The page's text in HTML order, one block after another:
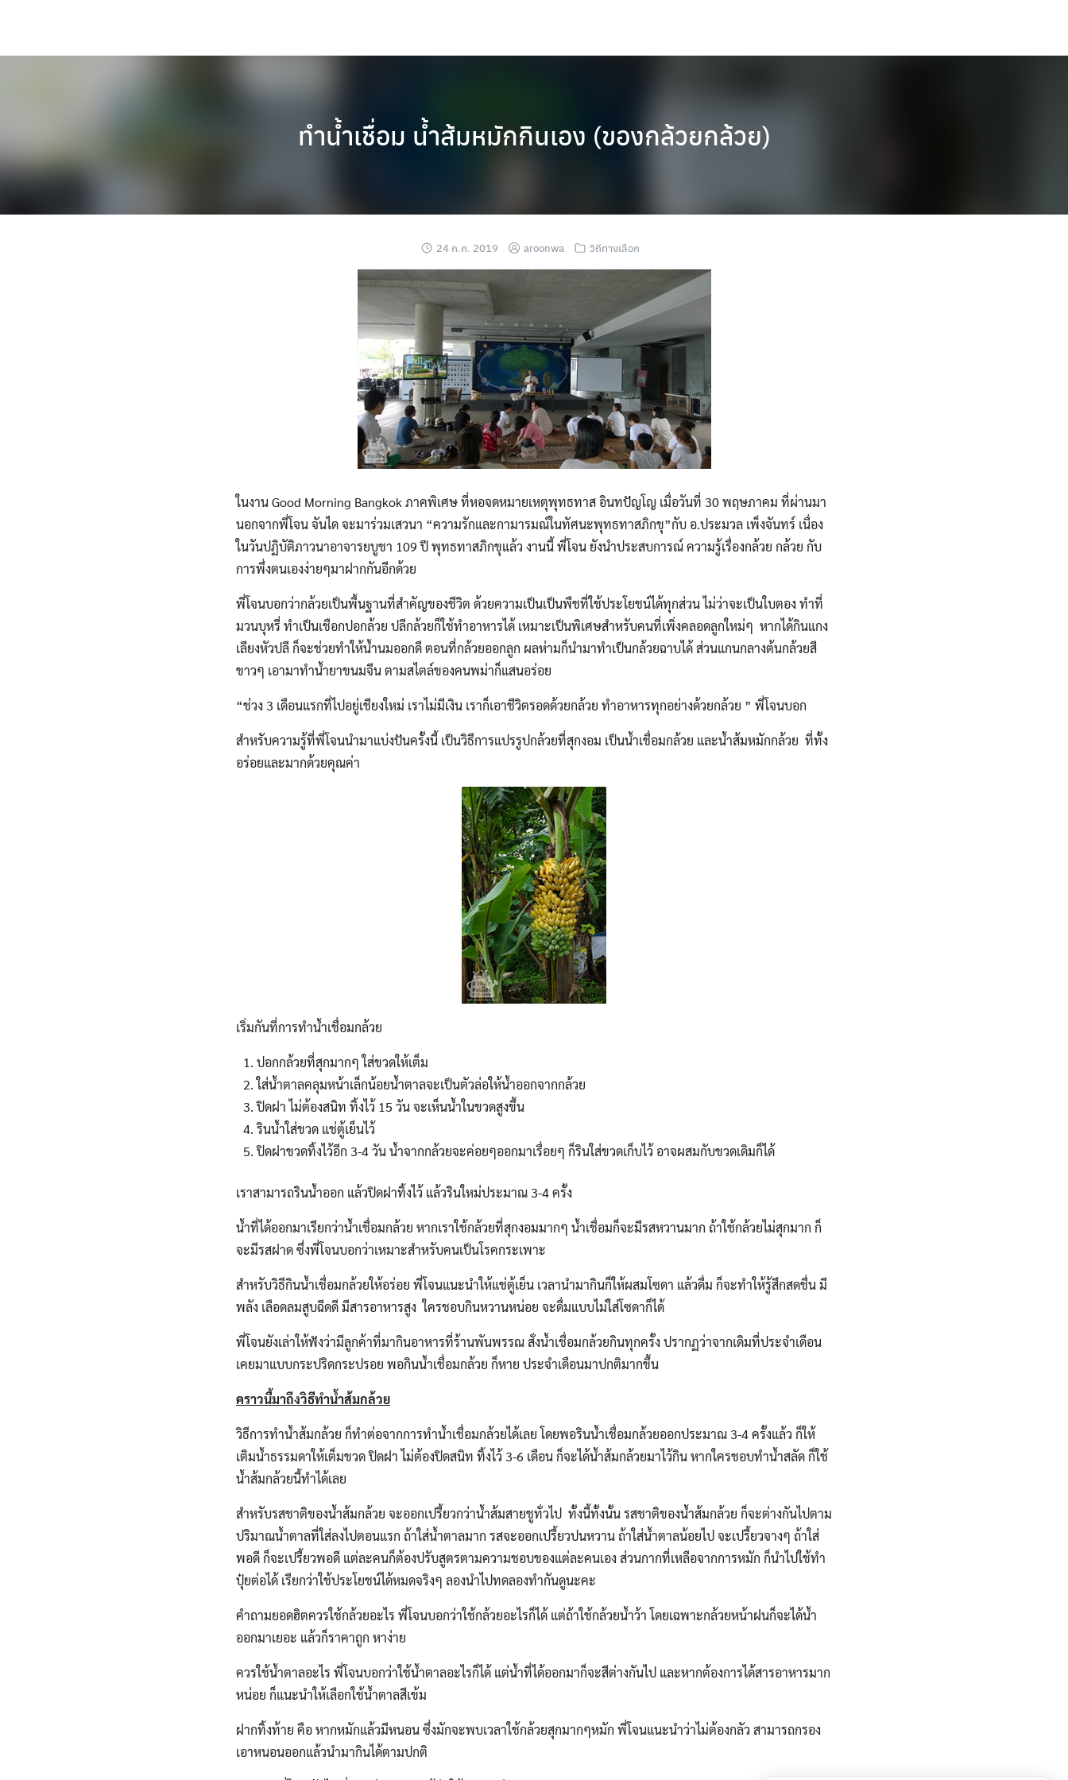
Search
Search
ทำน้ำเชื่อม น้ำส้มหมักกินเอง (ของกล้วยกล้วย)
24 ก.ค. 2019 aroonwa วิถีทางเลือก
ในงาน Good Morning Bangkok ภาคพิเศษ ที่หอจดหมายเหตุพุทธทาส อินทปัญโญ เมื่อวันที่ 30 พฤษภาคม ที่ผ่านมา
นอกจากพี่โจน จันได จะมาร่วมเสวนา “ความรักและกามารมณ์ในทัศนะพุทธทาสภิกขุ”กับ อ.ประมวล เพ็งจันทร์ เนื่อง
ในวันปฏิบัติภาวนาอาจารยบูชา 109 ปี พุทธทาสภิกขุแล้ว งานนี้ พี่โจน ยังนำประสบการณ์ ความรู้เรื่องกล้วย กล้วย กับ
การพึ่งตนเองง่ายๆมาฝากกันอีกด้วย
พี่โจนบอกว่ากล้วยเป็นพื้นฐานที่สำคัญของชีวิต ด้วยความเป็นเป็นพืชที่ใช้ประโยชน์ได้ทุกส่วน ไม่ว่าจะเป็นใบตอง ทำที่
มวนบุหรี่ ทำเป็นเชือกปอกล้วย ปลีกล้วยก็ใช้ทำอาหารได้ เหมาะเป็นพิเศษสำหรับคนที่เพิ่งคลอดลูกใหม่ๆ หากได้กินแกง
เลียงหัวปลี ก็จะช่วยทำให้น้ำนมออกดี ตอนที่กล้วยออกลูก ผลห่ามก็นำมาทำเป็นกล้วยฉาบได้ ส่วนแกนกลางต้นกล้วยสี
ขาวๆ เอามาทำน้ำยาขนมจีน ตามสไตล์ของคนพม่าก็แสนอร่อย
“ช่วง 3 เดือนแรกที่ไปอยู่เชียงใหม่ เราไม่มีเงิน เราก็เอาชีวิตรอดด้วยกล้วย ทำอาหารทุกอย่างด้วยกล้วย ” พี่โจนบอก
สำหรับความรู้ที่พี่โจนนำมาแบ่งปันครั้งนี้ เป็นวิธีการแปรรูปกล้วยที่สุกงอม เป็นน้ำเชื่อมกล้วย และน้ำส้มหมักกล้วย ที่ทั้ง
อร่อยและมากด้วยคุณค่า
เริ่มกันที่การทำน้ำเชื่อมกล้วย
ปอกกล้วยที่สุกมากๆ ใส่ขวดให้เต็ม
ใส่น้ำตาลคลุมหน้าเล็กน้อยน้ำตาลจะเป็นตัวล่อให้น้ำออกจากกล้วย
ปิดฝา ไม่ต้องสนิท ทิ้งไว้ 15 วัน จะเห็นน้ำในขวดสูงขึ้น
รินน้ำใส่ขวด แช่ตู้เย็นไว้
ปิดฝาขวดทิ้งไว้อีก 3-4 วัน น้ำจากกล้วยจะค่อยๆออกมาเรื่อยๆ ก็รินใส่ขวดเก็บไว้ อาจผสมกับขวดเดิมก็ได้
เราสามารถรินน้ำออก แล้วปิดฝาทิ้งไว้ แล้วรินใหม่ประมาณ 3-4 ครั้ง
น้ำที่ได้ออกมาเรียกว่าน้ำเชื่อมกล้วย หากเราใช้กล้วยที่สุกงอมมากๆ น้ำเชื่อมก็จะมีรสหวานมาก ถ้าใช้กล้วยไม่สุกมาก ก็
จะมีรสฝาด ซึ่งพี่โจนบอกว่าเหมาะสำหรับคนเป็นโรคกระเพาะ
สำหรับวิธีกินน้ำเชื่อมกล้วยให้อร่อย พี่โจนแนะนำให้แช่ตู้เย็น เวลานำมากินก็ให้ผสมโซดา แล้วดื่ม ก็จะทำให้รู้สึกสดชื่น มี
พลัง เลือดลมสูบฉีดดี มีสารอาหารสูง ใครชอบกินหวานหน่อย จะดื่มแบบไม่ใส่โซดาก็ได้
พี่โจนยังเล่าให้ฟังว่ามีลูกค้าที่มากินอาหารที่ร้านพันพรรณ สั่งน้ำเชื่อมกล้วยกินทุกครั้ง ปรากฏว่าจากเดิมที่ประจำเดือน
เคยมาแบบกระปริดกระปรอย พอกินน้ำเชื่อมกล้วย ก็หาย ประจำเดือนมาปกติมากขึ้น
คราวนี้มาถึงวิธีทำน้ำส้มกล้วย
วิธีการทำน้ำส้มกล้วย ก็ทำต่อจากการทำน้ำเชื่อมกล้วยได้เลย โดยพอรินน้ำเชื่อมกล้วยออกประมาณ 3-4 ครั้งแล้ว ก็ให้
เติมน้ำธรรมดาให้เต็มขวด ปิดฝา ไม่ต้องปิดสนิท ทิ้งไว้ 3-6 เดือน ก็จะได้น้ำส้มกล้วยมาไว้กิน หากใครชอบทำน้ำสลัด ก็ใช้
น้ำส้มกล้วยนี้ทำได้เลย
สำหรับรสชาติของน้ำส้มกล้วย จะออกเปรี้ยวกว่าน้ำส้มสายชูทั่วไป ทั้งนี้ทั้งนั้น รสชาติของน้ำส้มกล้วย ก็จะต่างกันไปตาม
ปริมาณน้ำตาลที่ใส่ลงไปตอนแรก ถ้าใส่น้ำตาลมาก รสจะออกเปรี้ยวปนหวาน ถ้าใส่น้ำตาลน้อยไป จะเปรี้ยวจางๆ ถ้าใส่
พอดี ก็จะเปรี้ยวพอดี แต่ละคนก็ต้องปรับสูตรตามความชอบของแต่ละคนเอง ส่วนกากที่เหลือจากการหมัก ก็นำไปใช้ทำ
ปุ๋ยต่อได้ เรียกว่าใช้ประโยชน์ได้หมดจริงๆ ลองนำไปทดลองทำกันดูนะคะ
คำถามยอดฮิตควรใช้กล้วยอะไร พี่โจนบอกว่าใช้กล้วยอะไรก็ได้ แต่ถ้าใช้กล้วยน้ำว้า โดยเฉพาะกล้วยหน้าฝนก็จะได้น้ำ
ออกมาเยอะ แล้วก็ราคาถูก หาง่าย
ควรใช้น้ำตาลอะไร พี่โจนบอกว่าใช้น้ำตาลอะไรก็ได้ แต่น้ำที่ได้ออกมาก็จะสีต่างกันไป และหากต้องการได้สารอาหารมาก
หน่อย ก็แนะนำให้เลือกใช้น้ำตาลสีเข้ม
ฝากทิ้งท้าย คือ หากหมักแล้วมีหนอน ซึ่งมักจะพบเวลาใช้กล้วยสุกมากๆหมัก พี่โจนแนะนำว่าไม่ต้องกลัว สามารถกรอง
เอาหนอนออกแล้วนำมากินได้ตามปกติ